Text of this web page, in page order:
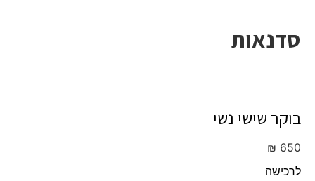
סדנאות
בוקר שישי נשי
₪ 650
לרכישה